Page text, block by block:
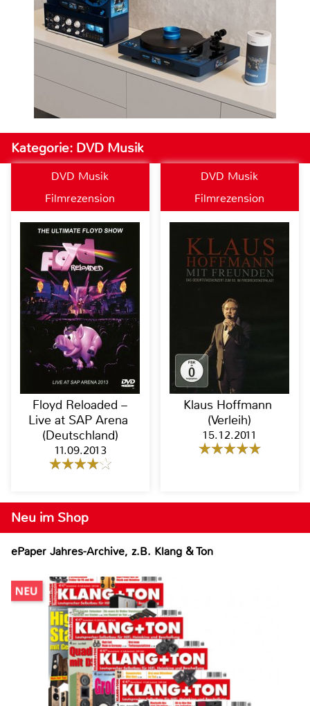
Kategorie: DVD Musik
DVD Musik
Filmrezension
Floyd Reloaded –
Live at SAP Arena
(Deutschland)
11.09.2013
DVD Musik
Filmrezension
Klaus Hoffmann
(Verleih)
15.12.2011
Neu im Shop
ePaper Jahres-Archive, z.B. Klang & Ton